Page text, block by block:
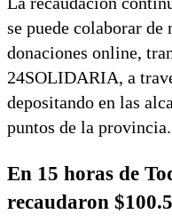
se puede colaborar
donaciones online,
24SOLIDARIA, a
depositando en las
puntos de la provincia.
En 15 horas de
recaudaron